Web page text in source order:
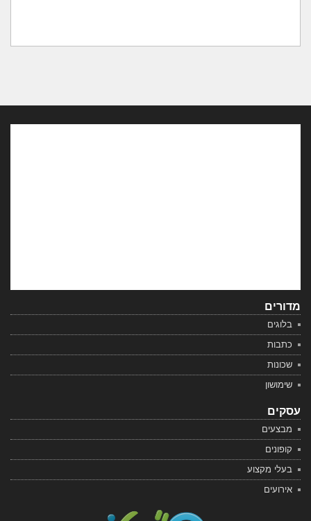
מדורים
בלוגים
כתבות
שכונות
שימושון
עסקים
מבצעים
קופונים
בעלי מקצוע
אירועים